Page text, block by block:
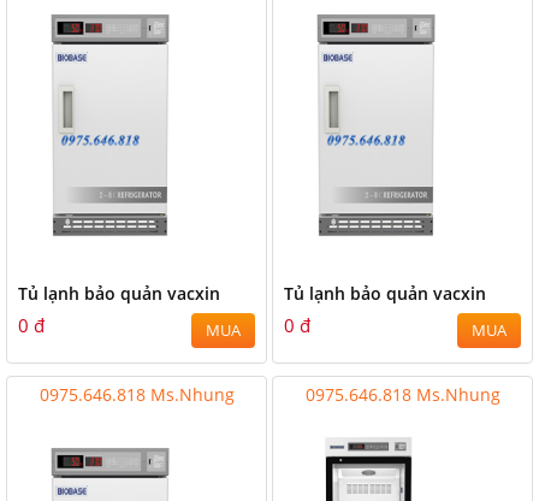
Tủ lạnh bảo quản vacxin
0 đ MUA
Tủ lạnh bảo quản vacxin
0 đ MUA
0975.646.818 Ms.Nhung 0975.646.818 Ms.Nhung